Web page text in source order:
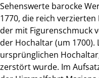
Sehenswerte barocke
1770, die reich verzierten
der mit Figurenschmuck
der Hochaltar(um
ursprünglichen
zerstört wurde. Im